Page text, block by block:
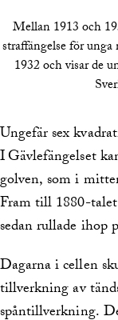
Mellan 1913 och
straffängelse för
1932 och visar de
Ungefär sex
I Gävlefängelset
golven, som i
Fram till 1880-
sedan rullade ihop
Dagarna i cellen
tillverkning av
spåntillverkning.